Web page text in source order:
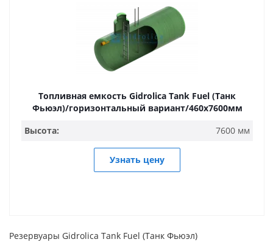
Топливная емкость Gidrolica Tank Fuel (Танк
Фьюэл)/горизонтальный вариант/460х7600мм
Высота:
7600 мм
Узнать цену
Резервуары Gidrolica Tank Fuel (Танк Фьюэл)